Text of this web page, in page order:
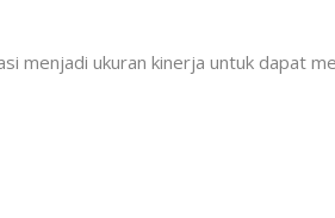
menjadi ukuran kinerja untuk dapat